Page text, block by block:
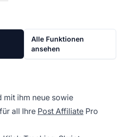
Alle Funktionen
ansehen
mit ihm neue sowie
all Ihre Post Affiliate Pro